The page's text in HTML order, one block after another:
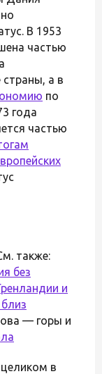
В 1953
частью
страны, а в
по
года
частью
также:
без
и
— горы и
в